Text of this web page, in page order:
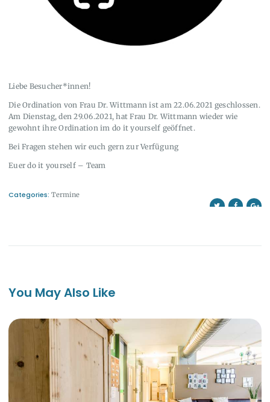
Liebe Besucher*innen!
Die Ordination von Frau Dr. Wittmann ist am 22.06.2021 geschlossen.
Am Dienstag, den 29.06.2021, hat Frau Dr. Wittmann wieder wie
gewohnt ihre Ordination im do it yourself geöffnet.
Bei Fragen stehen wir euch gern zur Verfügung
Euer do it yourself – Team
Categories: Termine
You May Also Like